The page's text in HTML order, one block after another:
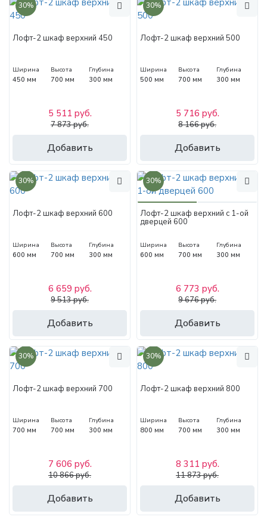
30%
Лофт-2 шкаф верхний 450
Ширина
450 мм
Высота
700 мм
Глубина
300 мм
Добавить
5 511 руб.
7 873 руб.
30%
Лофт-2 шкаф верхний 500
Ширина
500 мм
Высота
700 мм
Глубина
300 мм
Добавить
5 716 руб.
8 166 руб.
30%
Лофт-2 шкаф верхний 600
Ширина
600 мм
Высота
700 мм
Глубина
300 мм
Добавить
6 659 руб.
9 513 руб.
30%
Лофт-2 шкаф верхний с 1-ой
дверцей 600
Ширина
600 мм
Высота
700 мм
Глубина
300 мм
Добавить
6 773 руб.
9 676 руб.
30%
Лофт-2 шкаф верхний 700
Ширина
700 мм
Высота
700 мм
Глубина
300 мм
Добавить
7 606 руб.
10 866 руб.
30%
Лофт-2 шкаф верхний 800
Ширина
800 мм
Высота
700 мм
Глубина
300 мм
Добавить
8 311 руб.
11 873 руб.